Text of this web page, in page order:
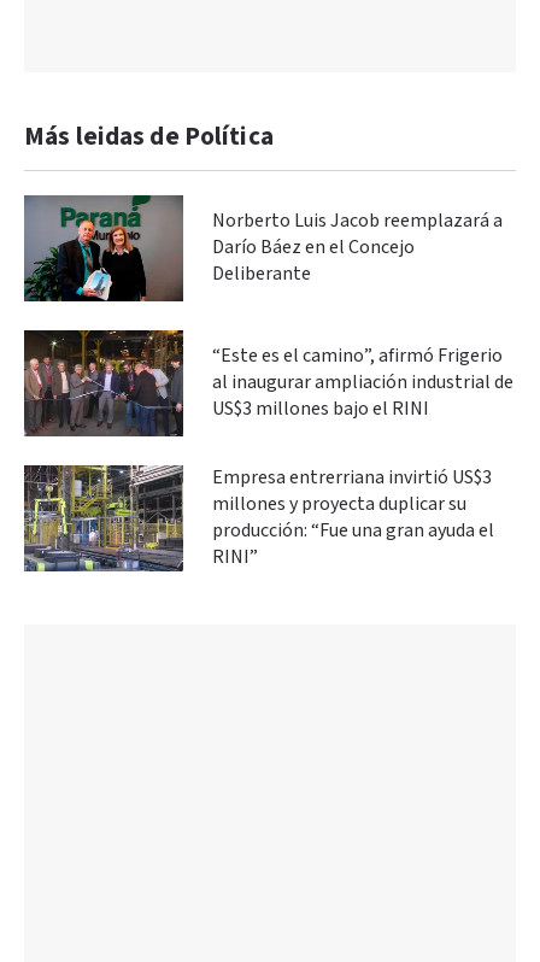
Más leidas de Política
Norberto Luis Jacob reemplazará a
Darío Báez en el Concejo
Deliberante
“Este es el camino”, afirmó Frigerio
al inaugurar ampliación industrial de
US$3 millones bajo el RINI
Empresa entrerriana invirtió US$3
millones y proyecta duplicar su
producción: “Fue una gran ayuda el
RINI”